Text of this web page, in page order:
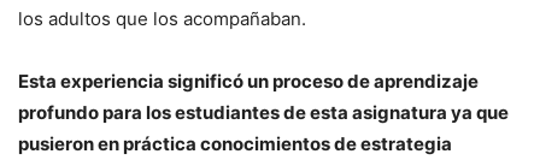
los adultos que los acompañaban.
Esta experiencia significó un proceso de aprendizaje
profundo para los estudiantes de esta asignatura ya que
pusieron en práctica conocimientos de estrategia